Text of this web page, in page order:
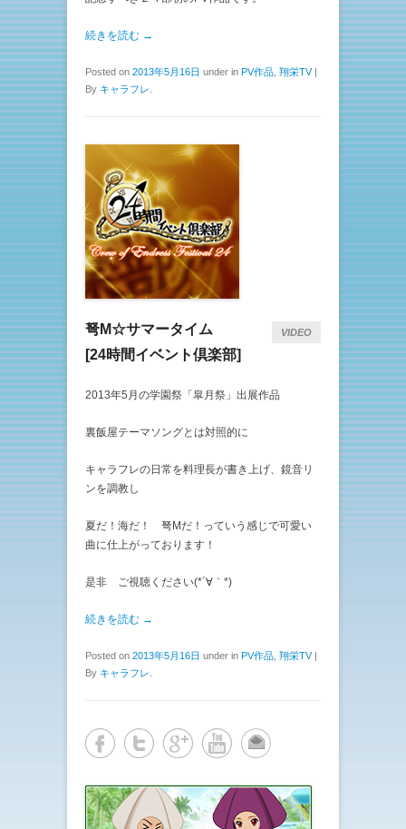
続きを読む →
Posted on 2013年5月16日 under in PV作品 翔栄TV|
By キャラフレ
弩M☆サマータイム
[24時間イベント倶楽部]
VIDEO
2013年5月の学園祭「皐月祭」出展作品
裏飯屋テーマソングとは対照的に
キャラフレの日常を料理長が書き上げ、鏡音リ
ンを調教し
夏だ！海だ！ 弩Mだ！っていう感じで可愛い
曲に仕上がっております！
是非 ご視聴ください(*´∀｀*)
続きを読む →
Posted on 2013年5月16日 under in PV作品 翔栄TV|
By キャラフレ